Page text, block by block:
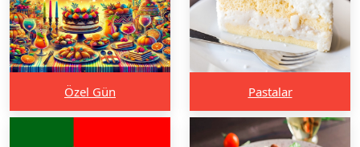
Özel Gün Pastalar